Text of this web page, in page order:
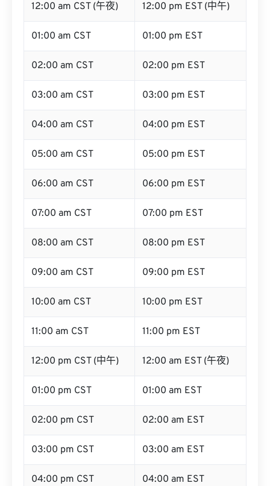
12:00 am CST (午夜) 12:00 pm EST (中午)
01:00 am CST 01:00 pm EST
02:00 am CST 02:00 pm EST
03:00 am CST 03:00 pm EST
04:00 am CST 04:00 pm EST
05:00 am CST 05:00 pm EST
06:00 am CST 06:00 pm EST
07:00 am CST 07:00 pm EST
08:00 am CST 08:00 pm EST
09:00 am CST 09:00 pm EST
10:00 am CST 10:00 pm EST
11:00 am CST 11:00 pm EST
12:00 pm CST (中午) 12:00 am EST (午夜)
01:00 pm CST 01:00 am EST
02:00 pm CST 02:00 am EST
03:00 pm CST 03:00 am EST
04:00 pm CST 04:00 am EST